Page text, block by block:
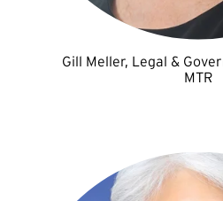
Gill Meller, Legal &
MTR